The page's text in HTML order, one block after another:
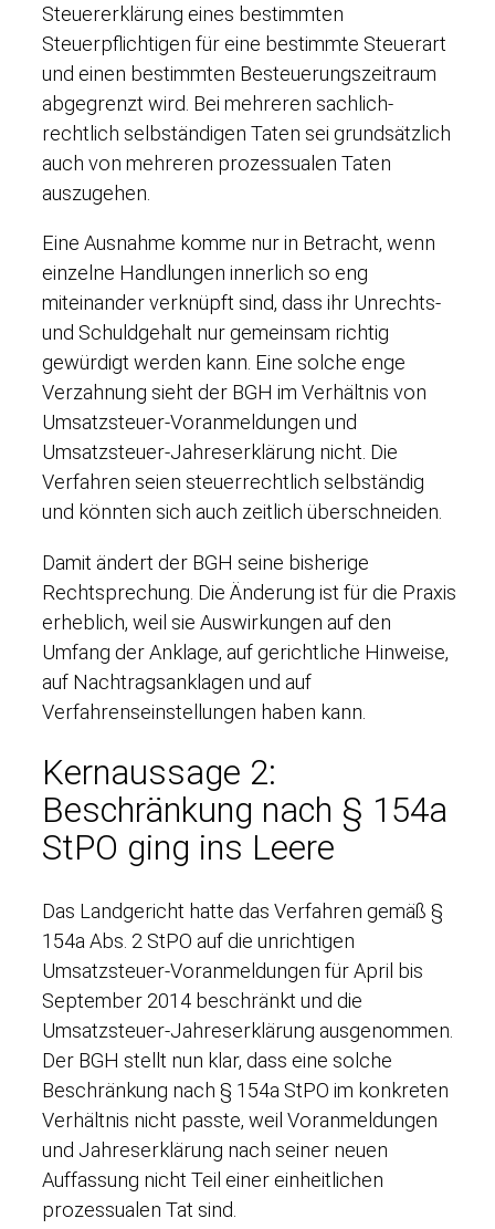
Steuererklärung eines bestimmten
Steuerpflichtigen für eine bestimmte Steuerart
und einen bestimmten Besteuerungszeitraum
abgegrenzt wird. Bei mehreren sachlich-
rechtlich selbständigen Taten sei grundsätzlich
auch von mehreren prozessualen Taten
auszugehen.
Eine Ausnahme komme nur in Betracht, wenn
einzelne Handlungen innerlich so eng
miteinander verknüpft sind, dass ihr Unrechts-
und Schuldgehalt nur gemeinsam richtig
gewürdigt werden kann. Eine solche enge
Verzahnung sieht der BGH im Verhältnis von
Umsatzsteuer-Voranmeldungen und
Umsatzsteuer-Jahreserklärung nicht. Die
Verfahren seien steuerrechtlich selbständig
und könnten sich auch zeitlich überschneiden.
Damit ändert der BGH seine bisherige
Rechtsprechung. Die Änderung ist für die Praxis
erheblich, weil sie Auswirkungen auf den
Umfang der Anklage, auf gerichtliche Hinweise,
auf Nachtragsanklagen und auf
Verfahrenseinstellungen haben kann.
Kernaussage 2:
Beschränkung nach § 154a
StPO ging ins Leere
Das Landgericht hatte das Verfahren gemäß §
154a Abs. 2 StPO auf die unrichtigen
Umsatzsteuer-Voranmeldungen für April bis
September 2014 beschränkt und die
Umsatzsteuer-Jahreserklärung ausgenommen.
Der BGH stellt nun klar, dass eine solche
Beschränkung nach § 154a StPO im konkreten
Verhältnis nicht passte, weil Voranmeldungen
und Jahreserklärung nach seiner neuen
Auffassung nicht Teil einer einheitlichen
prozessualen Tat sind.